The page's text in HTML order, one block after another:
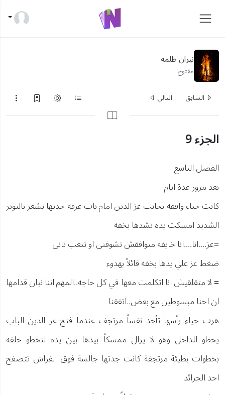
نيران ظلمه
مفتوح
السابق
التالي
الجزء 9
الفصل التاسع
بعد مرور عدة ايام
كانت حياء واقفه بجانب عز الدين امام باب غرفة جدتها تشعر بالتوتر
الشديد امسكت يده تشدها بخفه
=عز....انا....انا خايفه متوافقش تشوفنى او تتعب تانى
ضغط عز علي يدها بخفه قائلاً بهدوء
= لا متقلقيش انا اتكلمت معها في كل حاجه..المهم اننا نبان قدامها
ان احنا مبسوطين مع بعض..اتفقنا
هزت حياء رأسها تأخذ نفساً مرتجف عندما فتح عز الدين الباب
يخطو للداخل وهو لا يزال ممسكاً بيدها بين يده لتخطو خلفه
بخطوات بطيئة مرتجفة كانت جدتها جالسة فوق الفراش تتصفح
احد الجرائد